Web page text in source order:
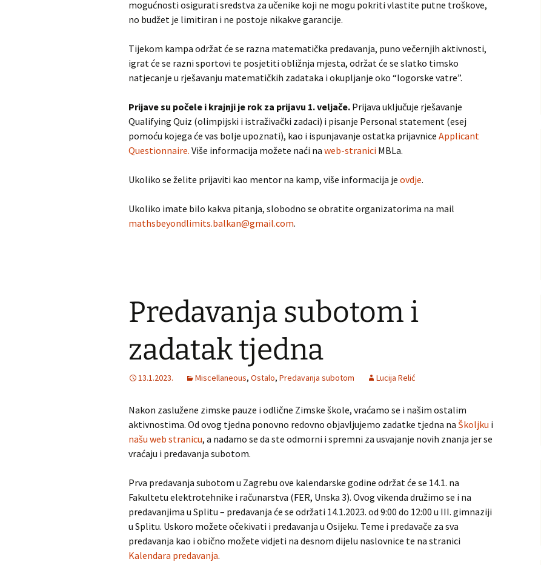
mogućnosti osigurati sredstva za učenike koji ne mogu pokriti vlastite putne troškove,
no budžet je limitiran i ne postoje nikakve garancije.
Tijekom kampa održat će se razna matematička predavanja, puno večernjih aktivnosti,
igrat će se razni sportovi te posjetiti obližnja mjesta, održat će se slatko timsko
natjecanje u rješavanju matematičkih zadataka i okupljanje oko “logorske vatre”.
Prijave su počele i krajnji je rok za prijavu 1. veljače. Prijava uključuje rješavanje
Qualifying Quiz (olimpijski i istraživački zadaci) i pisanje Personal statement (esej
pomoću kojega će vas bolje upoznati), kao i ispunjavanje ostatka prijavnice Applicant
Questionnaire. Više informacija možete naći na web-stranici MBLa.
Ukoliko se želite prijaviti kao mentor na kamp, više informacija je ovdje.
Ukoliko imate bilo kakva pitanja, slobodno se obratite organizatorima na mail
mathsbeyondlimits.balkan@gmail.com.
Predavanja subotom i
zadatak tjedna
13.1.2023. Miscellaneous, Ostalo, Predavanja subotom Lucija Relić
Nakon zaslužene zimske pauze i odlične Zimske škole, vraćamo se i našim ostalim
aktivnostima. Od ovog tjedna ponovno redovno objavljujemo zadatke tjedna na Školjku i
našu web stranicu, a nadamo se da ste odmorni i spremni za usvajanje novih znanja jer se
vraćaju i predavanja subotom.
Prva predavanja subotom u Zagrebu ove kalendarske godine održat će se 14.1. na
Fakultetu elektrotehnike i računarstva (FER, Unska 3). Ovog vikenda družimo se i na
predavanjima u Splitu – predavanja će se održati 14.1.2023. od 9:00 do 12:00 u III. gimnaziji
u Splitu. Uskoro možete očekivati i predavanja u Osijeku. Teme i predavače za sva
predavanja kao i obično možete vidjeti na desnom dijelu naslovnice te na stranici
Kalendara predavanja.